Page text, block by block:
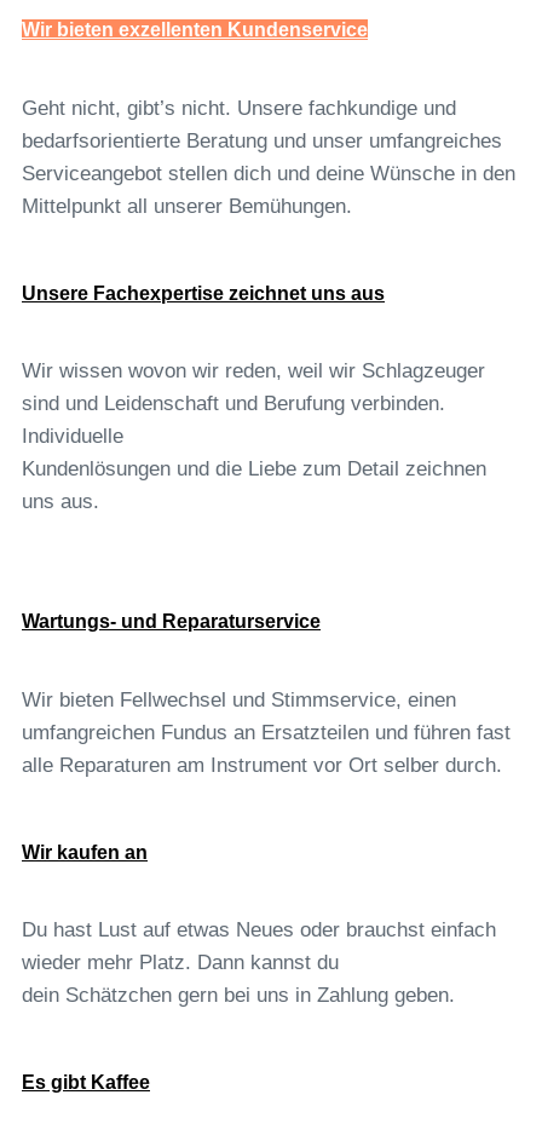
Wir bieten exzellenten Kundenservice
Geht nicht, gibt’s nicht. Unsere fachkundige und
bedarfsorientierte Beratung und unser umfangreiches
Serviceangebot stellen dich und deine Wünsche in den
Mittelpunkt all unserer Bemühungen.
Unsere Fachexpertise zeichnet uns aus
Wir wissen wovon wir reden, weil wir Schlagzeuger
sind und Leidenschaft und Berufung verbinden.
Individuelle
Kundenlösungen und die Liebe zum Detail zeichnen
uns aus.
Wartungs- und Reparaturservice
Wir bieten Fellwechsel und Stimmservice, einen
umfangreichen Fundus an Ersatzteilen und führen fast
alle Reparaturen am Instrument vor Ort selber durch.
Wir kaufen an
Du hast Lust auf etwas Neues oder brauchst einfach
wieder mehr Platz. Dann kannst du
dein Schätzchen gern bei uns in Zahlung geben.
Es gibt Kaffee